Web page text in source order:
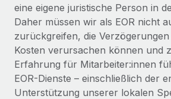
eine eigene juristische Person in
Daher müssen wir als EOR nicht
zurückgreifen, die
Kosten verursachen können und
Erfahrung für Mitarbeiter:innen
EOR-Dienste – einschließlich der
Unterstützung unserer lokalen